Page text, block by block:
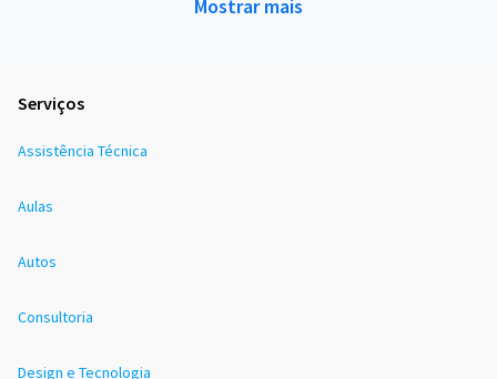
Mostrar mais
Serviços
Assistência Técnica
Aulas
Autos
Consultoria
Design e Tecnologia